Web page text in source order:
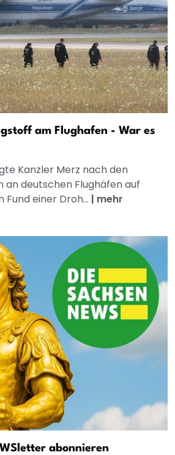
am Flughafen - War es
Kanzler Merz nach den
an deutschen Flughäfen auf
Fund einer Droh... | mehr
abonnieren